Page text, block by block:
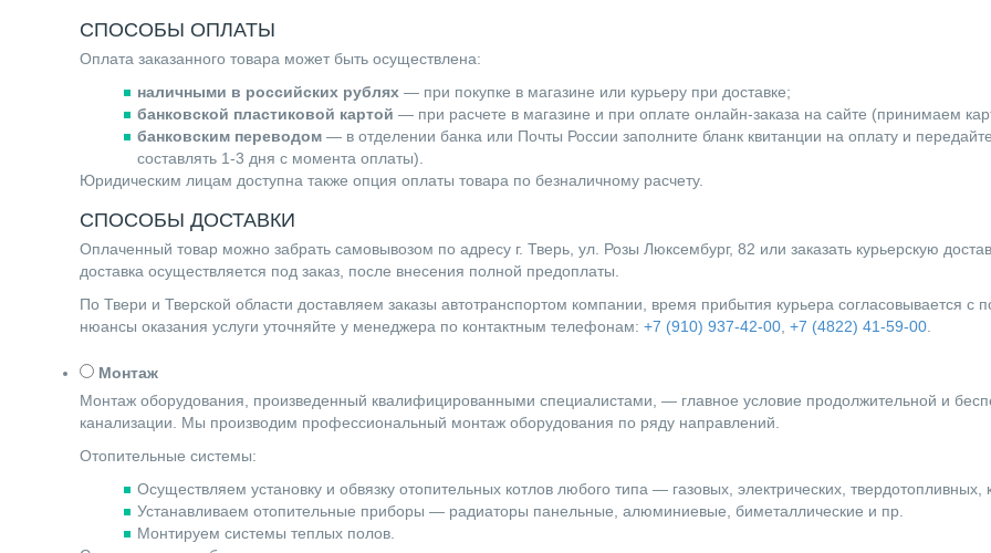
СПОСОБЫ ОПЛАТЫ
Оплата заказанного товара может быть осуществлена:
наличными в российских рублях — при покупке в магазине или курьеру при доставке;
банковской пластиковой картой — при расчете в магазине и при оплате онлайн-заказа на сайте (принимаем
банковским переводом — в отделении банка или Почты России заполните бланк квитанции на оплату и
составлять 1-3 дня с момента оплаты).
Юридическим лицам доступна также опция оплаты товара по безналичному расчету.
СПОСОБЫ ДОСТАВКИ
Оплаченный товар можно забрать самовывозом по адресу г. Тверь, ул. Розы Люксембург, 82 или заказать курьерскую
доставка осуществляется под заказ, после внесения полной предоплаты.
По Твери и Тверской области доставляем заказы автотранспортом компании, время прибытия курьера согласовывается
нюансы оказания услуги уточняйте у менеджера по контактным телефонам: +7 (910) 937-42-00 +7 (4822) 41-59-00
Монтаж
Монтаж оборудования, произведенный квалифицированными специалистами, — главное условие продолжительной и
канализации. Мы производим профессиональный монтаж оборудования по ряду направлений.
Отопительные системы:
Осуществляем установку и обвязку отопительных котлов любого типа — газовых, электрических,
Устанавливаем отопительные приборы — радиаторы панельные, алюминиевые, биметаллические и пр.
Монтируем системы теплых полов.